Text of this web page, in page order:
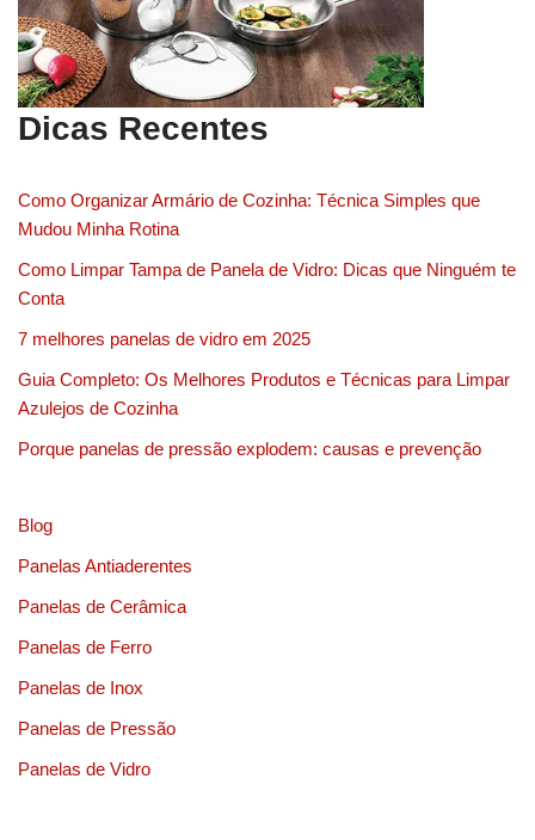
Dicas Recentes
Como Organizar Armário de Cozinha: Técnica Simples que
Mudou Minha Rotina
Como Limpar Tampa de Panela de Vidro: Dicas que Ninguém te
Conta
7 melhores panelas de vidro em 2025
Guia Completo: Os Melhores Produtos e Técnicas para Limpar
Azulejos de Cozinha
Porque panelas de pressão explodem: causas e prevenção
Blog
Panelas Antiaderentes
Panelas de Cerâmica
Panelas de Ferro
Panelas de Inox
Panelas de Pressão
Panelas de Vidro